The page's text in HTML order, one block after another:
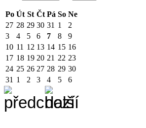
Po Út St Čt Pá So Ne
27 28 29 30 31 1
2
3
4 5 6 7 8
9
10 11 12 13 14 15 16
17 18 19 20 21 22 23
24 25 26 27 28 29 30
31 1 2 3 4 5 6